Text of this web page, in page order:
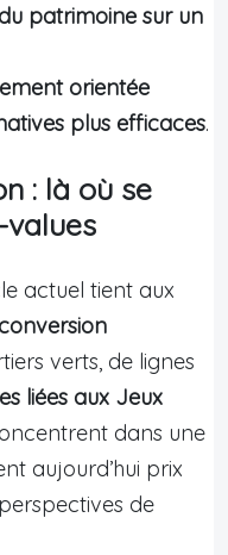
patrimoine sur un
orientée
plus efficaces.
: là où se
actuel tient aux
verts, de lignes
liées aux Jeux
dans une
aujourd’hui prix
de